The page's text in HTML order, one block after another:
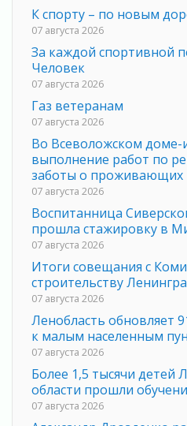
К спорту – по новым
07 августа 2026
За каждой спортивной
Человек
07 августа 2026
Газ ветеранам
07 августа 2026
Во Всеволожском доме-
выполнение работ по
заботы о проживающих
07 августа 2026
Воспитанница
прошла стажировку в
07 августа 2026
Итоги совещания с
строительству
07 августа 2026
Ленобласть обновляет
к малым населенным
07 августа 2026
Более 1,5 тысячи детей
области прошли
07 августа 2026